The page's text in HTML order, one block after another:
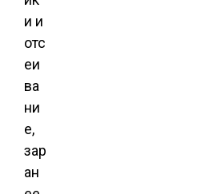
и и
отс
еи
ва
ни
е,
зар
ан